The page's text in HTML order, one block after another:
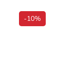
-10%